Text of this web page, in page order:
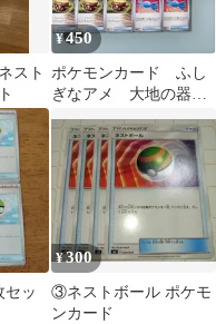
スト
¥450
ポケモンカード ふし
ぎなアメ 大地の器
トボール 他16枚
セッ
¥300
③ネストボール ポケモ
ンカード